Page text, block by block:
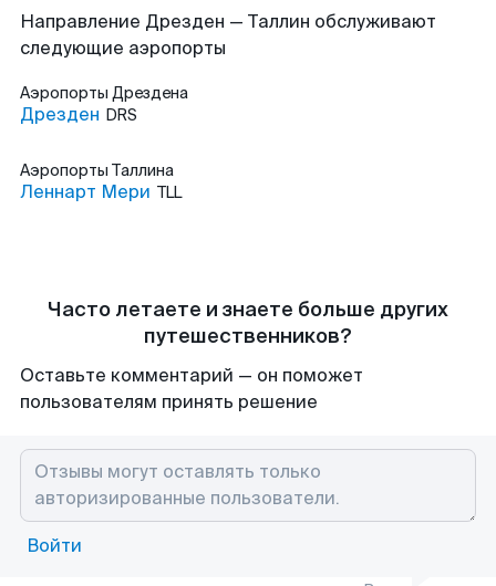
Направление Дрезден — Таллин обслуживают
следующие аэропорты
Аэропорты Дрездена
Дрезден DRS
Аэропорты Таллина
Леннарт Мери TLL
Часто летаете и знаете больше других
путешественников?
Оставьте комментарий — он поможет
пользователям принять решение
Войти